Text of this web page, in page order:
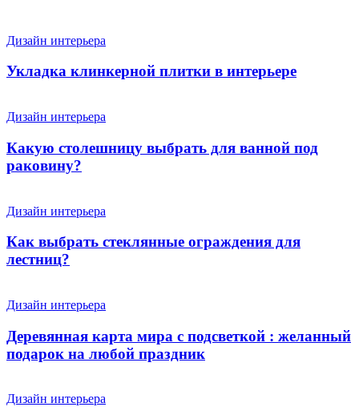
Дизайн интерьера
Укладка клинкерной плитки в интерьере
Дизайн интерьера
Какую столешницу выбрать для ванной под
раковину?
Дизайн интерьера
Как выбрать стеклянные ограждения для
лестниц?
Дизайн интерьера
Деревянная карта мира с подсветкой : желанный
подарок на любой праздник
Дизайн интерьера